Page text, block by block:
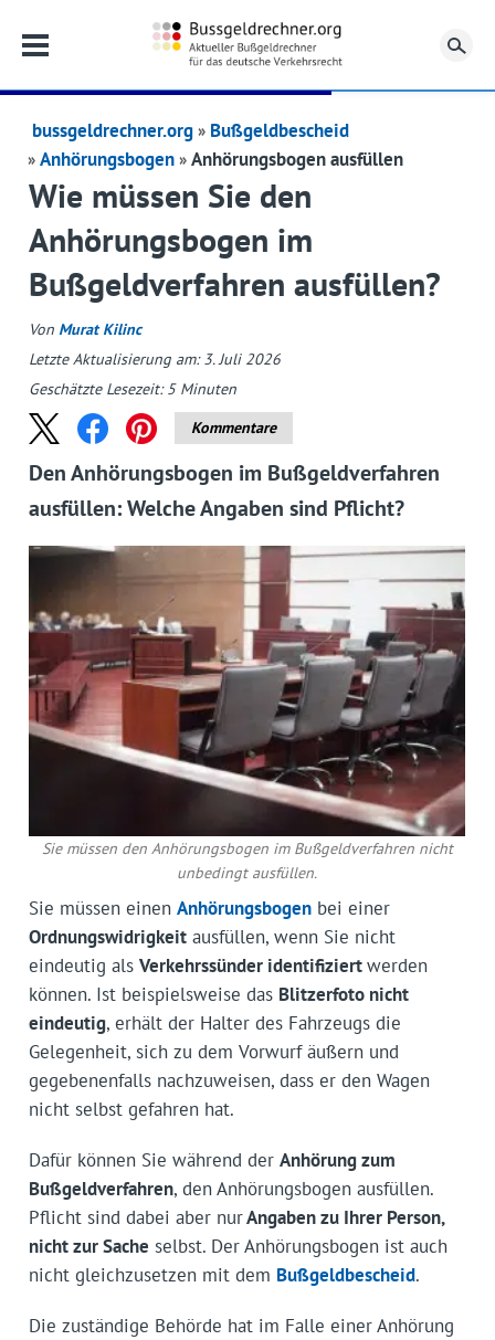
bussgeldrechner.org
Bußgeldbescheid
Anhörungsbogen
Anhörungsbogen ausfüllen
Wie müssen Sie den
Anhörungsbogen im
Bußgeldverfahren ausfüllen?
Von Murat Kilinc
Letzte Aktualisierung am: 3. Juli 2026
Geschätzte Lesezeit:5 Minuten
Kommentare
Den Anhörungsbogen im Bußgeldverfahren
ausfüllen: Welche Angaben sind Pflicht?
Sie müssen den Anhörungsbogen im Bußgeldverfahren nicht
unbedingt ausfüllen.
Sie müssen einen Anhörungsbogenbei einer
Ordnungswidrigkeitausfüllen, wenn Sie nicht
eindeutig als Verkehrssünder identifiziertwerden
können. Ist beispielsweise das Blitzerfoto nicht
eindeutig, erhält der Halter des Fahrzeugs die
Gelegenheit, sich zu dem Vorwurf äußern und
gegebenenfalls nachzuweisen, dass er den Wagen
nicht selbst gefahren hat.
Dafür können Sie während der Anhörung zum
Bußgeldverfahren, den Anhörungsbogen ausfüllen.
Pflicht sind dabei aber nurAngaben zu Ihrer Person,
nicht zur Sache selbst. Der Anhörungsbogen ist auch
nicht gleichzusetzen mit dem Bußgeldbescheid.
Die zuständige Behörde hat im Falle einer Anhörung